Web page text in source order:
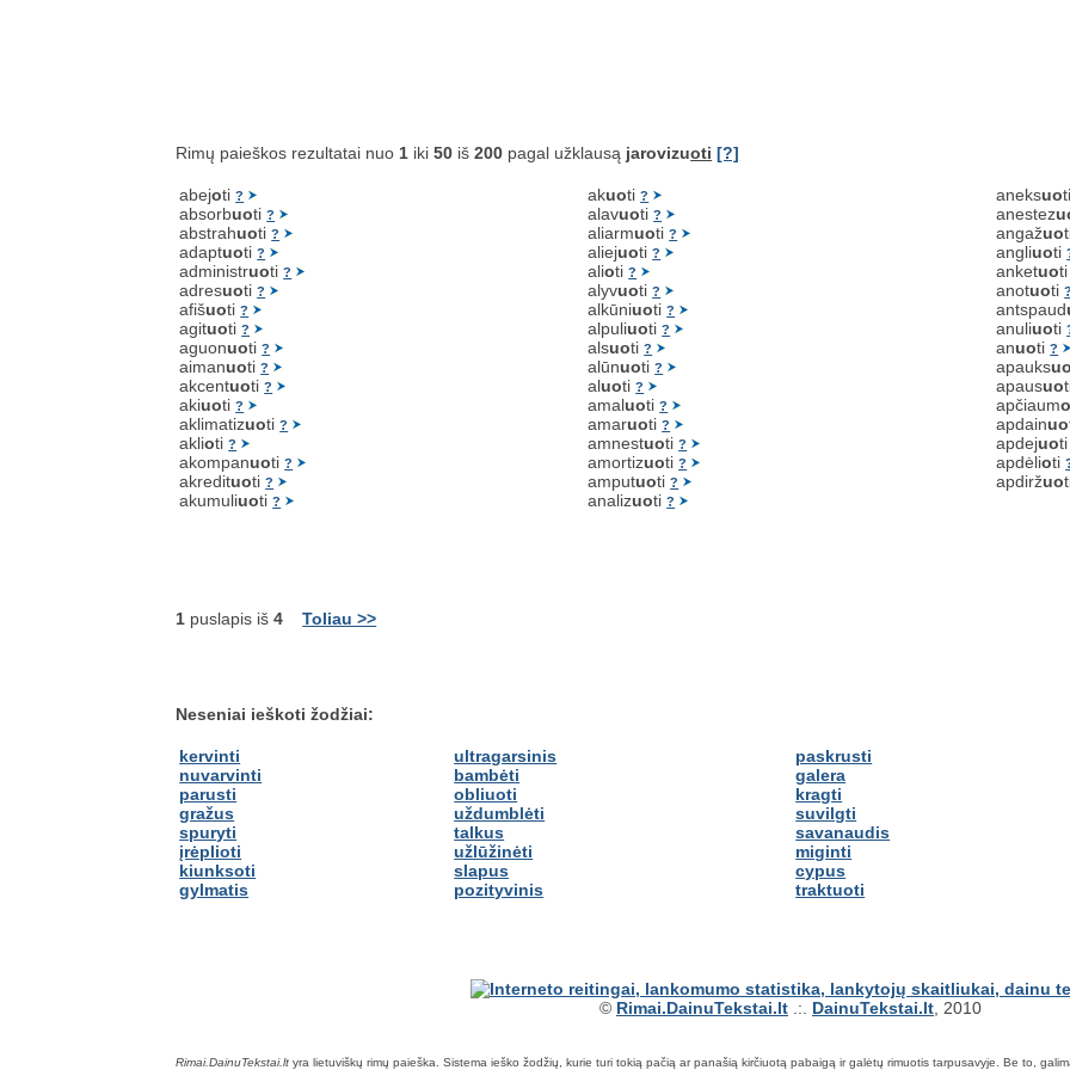
Rimų paieškos rezultatai nuo 1 iki50 iš200 pagal užklausą jarovizuoti [?]
abejoti?
absorbuoti?
abstrahuoti?
adaptuoti?
administruoti?
adresuoti?
afišuoti?
agituoti?
aguonuoti?
aimanuoti?
akcentuoti?
akiuoti?
aklimatizuoti?
aklioti?
akompanuoti?
akredituoti?
akumuliuoti?
akuoti?
alavuoti?
aliarmuoti?
aliejuoti?
alioti?
alyvuoti?
alkūniuoti?
alpuliuoti?
alsuoti?
alūnuoti?
aluoti?
amaluoti?
amaruoti?
amnestuoti?
amortizuoti?
amputuoti?
analizuoti?
aneksuo
anestez
angažuo
angliuoti
anketuo
anotuoti?
antspaud
anuliuoti
anuoti?
apauks
apausuo
apčiaum
apdainuo
apdejuo
apdėlioti
apdiržuo
1 puslapis iš4 Toliau >>
Neseniai ieškoti žodžiai:
kervinti
nuvarvinti
parusti
gražus
spuryti
įrėplioti
kiunksoti
gylmatis
ultragarsinis
bambėti
obliuoti
uždumblėti
talkus
užlūžinėti
slapus
pozityvinis
paskrusti
galera
kragti
suvilgti
savanaudis
miginti
cypus
traktuoti
© Rimai.DainuTekstai.lt .:. DainuTekstai.lt , 2010
Rimai.DainuTekstai.lt yra lietuviškų rimų paieška. Sistema ieško žodžių, kurie turi tokią pačią ar panašią kirčiuotą pabaigą ir galėtų rimuotis tarpusavyje. Be to,